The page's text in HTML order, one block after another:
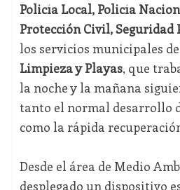
Policía Local, Policía
Protección Civil, Seguridad
los servicios municipales de
Limpieza y Playas, que
la noche y la mañana
tanto el normal desarrollo
como la rápida
Desde el área de Medio
desplegado un dispositivo